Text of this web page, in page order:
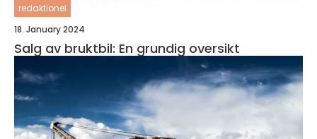
redaktionel
18. January 2024
Salg av bruktbil: En grundig oversikt